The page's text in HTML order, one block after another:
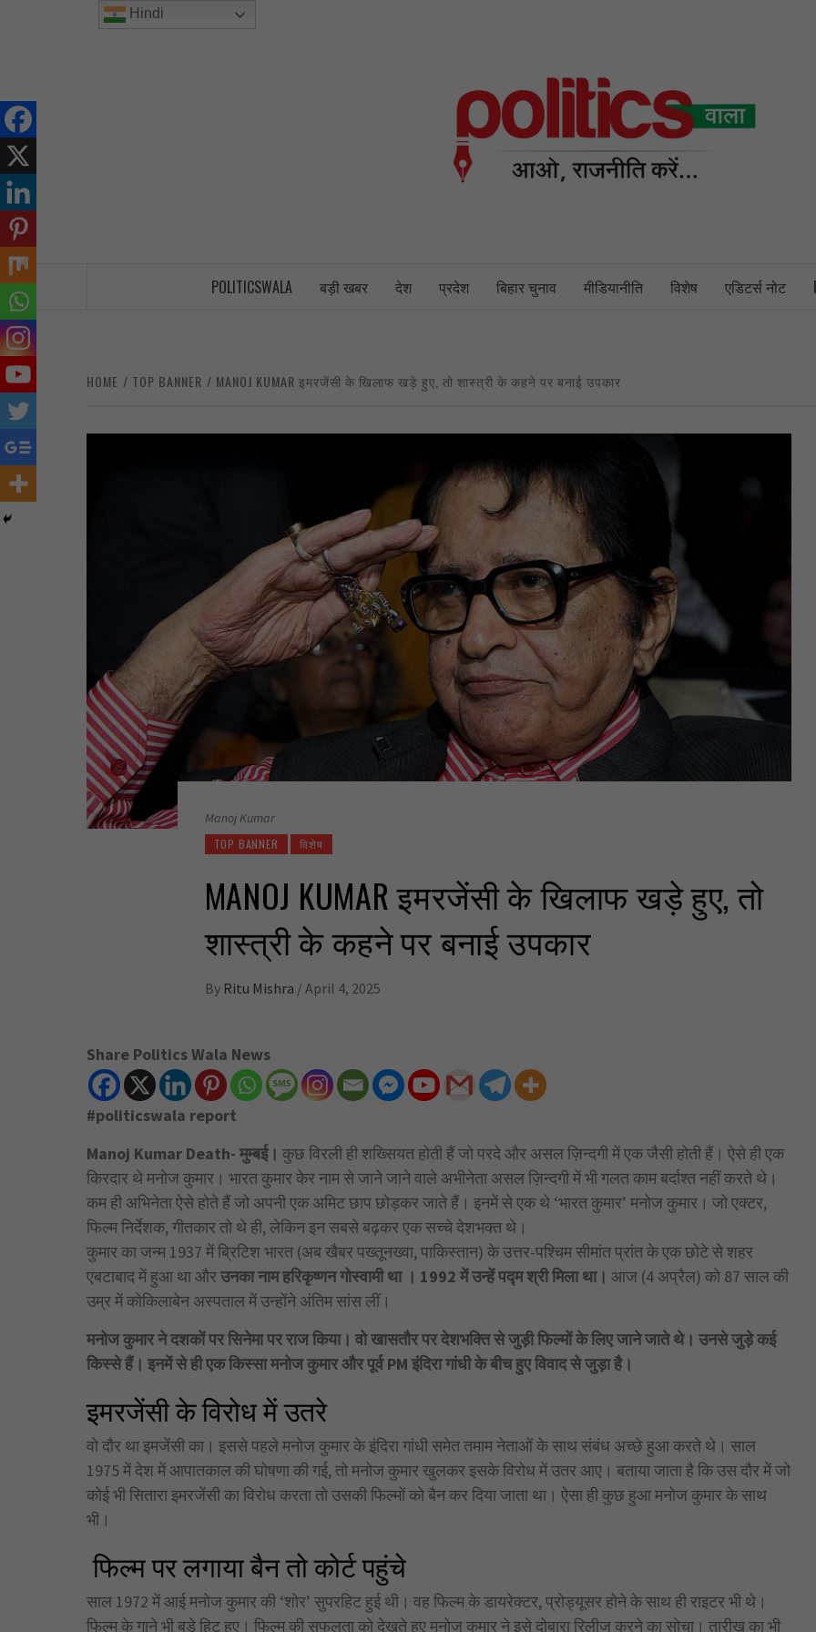
POLITICSWALA बड़ी खबर देश प्रदेश बिहार चुनाव मीडियानीति विशेष एडिटर्स नोट
HOME TOP BANNER MANOJ KUMAR इमरजेंसी के खिलाफ खड़े हुए, तो शास्त्री के कहने पर बनाई उपकार
Manoj Kumar
TOP BANNER विशेष
MANOJ KUMAR इमरजेंसी के खिलाफ खड़े हुए, तो
शास्त्री के कहने पर बनाई उपकार
By Ritu Mishra / April 4, 2025
Share Politics Wala News
#politicswala report
Manoj Kumar Death- मुम्बई। कुछ विरली ही शख्सियत होती हैं जो परदे और असल ज़िन्दगी में एक जैसी होती हैं। ऐसे ही एक
किरदार थे मनोज कुमार। भारत कुमार केर नाम से जाने जाने वाले अभीनेता असल ज़िन्दगी में भी गलत काम बर्दाश्त नहीं करते थे।
कम ही अभिनेता ऐसे होते हैं जो अपनी एक अमिट छाप छोड़कर जाते हैं। इनमें से एक थे ‘भारत कुमार’ मनोज कुमार। जो एक्टर,
फिल्म निर्देशक, गीतकार तो थे ही, लेकिन इन सबसे बढ़कर एक सच्चे देशभक्त थे।
कुमार का जन्म 1937 में ब्रिटिश भारत (अब खैबर पख्तूनख्वा, पाकिस्तान) के उत्तर-पश्चिम सीमांत प्रांत के एक छोटे से शहर
एबटाबाद में हुआ था औरउनका नाम हरिकृष्णन गोस्वामी था । 1992 में उन्हें पद्म श्री मिला था। आज (4 अप्रैल) को 87 साल की
उम्र में कोकिलाबेन अस्पताल में उन्होंने अंतिम सांस लीं।
मनोज कुमार ने दशकों पर सिनेमा पर राज किया। वो खासतौर पर देशभक्ति से जुड़ी फिल्मों के लिए जाने जाते थे। उनसे जुड़े कई
किस्से हैं। इनमें से ही एक किस्सा मनोज कुमार और पूर्व PM इंदिरा गांधी के बीच हुए विवाद से जुड़ा है।
इमरजेंसी के विरोध में उतरे
वो दौर था इमजेंसी का। इससे पहले मनोज कुमार के इंदिरा गांधी समेत तमाम नेताओं के साथ संबंध अच्छे हुआ करते थे। साल
1975 में देश में आपातकाल की घोषणा की गई, तो मनोज कुमार खुलकर इसके विरोध में उतर आए। बताया जाता है कि उस दौर में जो
कोई भी सितारा इमरजेंसी का विरोध करता तो उसकी फिल्मों को बैन कर दिया जाता था। ऐसा ही कुछ हुआ मनोज कुमार के साथ
भी।
फिल्म पर लगाया बैन तो कोर्ट पहुंचे
साल 1972 में आई मनोज कुमार की ‘शोर’ सुपरहिट हुई थी। वह फिल्म के डायरेक्टर, प्रोड्यूसर होने के साथ ही राइटर भी थे।
फिल्म के गाने भी बड़े हिट हुए। फिल्म की सफलता को देखते हुए मनोज कुमार ने इसे दोबारा रिलीज करने का सोचा। तारीख का भी
Hindi